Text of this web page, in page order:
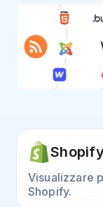
Visualizzare
Shopify.